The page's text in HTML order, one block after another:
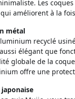
Les
améliorent à la
métal
recyclé
élégant que
globale de la
offre une